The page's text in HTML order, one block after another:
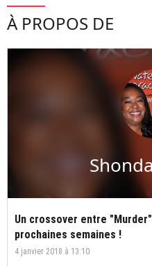
À PROPOS DE
Un crossover entre
prochaines semaines !
4 janvier 2018 à 13:10